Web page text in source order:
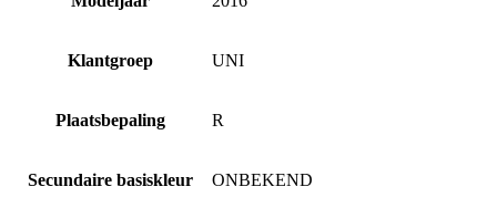
Klantgroep UNI
Plaatsbepaling R
Secundaire basiskleur ONBEKEND